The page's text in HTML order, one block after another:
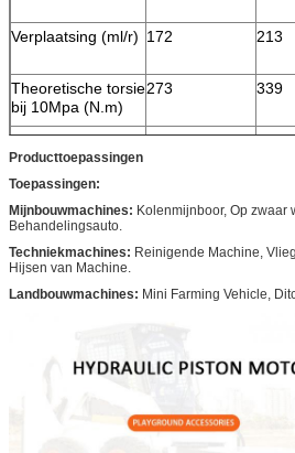
Verplaatsing (ml/r) 172 213
Theoretische torsie
bij 10Mpa (N.m)
273 339
Geschatte snelheid
(r/min)
200 200
Geschatte druk
(Mpa)
Geschatte torsie
(N.M)
550 700
Max.pressure
31.5 31.5
Producttoepassingen
Toepassingen:
Mijnbouwmachines: Kolenmijnboor, Op zwaar
Behandelingsauto.
Techniekmachines: Reinigende Machine,
Hijsen van Machine.
Landbouwmachines: Mini Farming Vehicle,